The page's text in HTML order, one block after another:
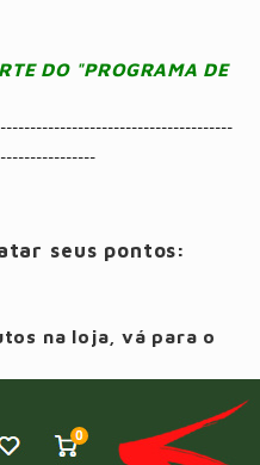
DO "PROGRAMA DE
seus pontos:
na loja, vá para o